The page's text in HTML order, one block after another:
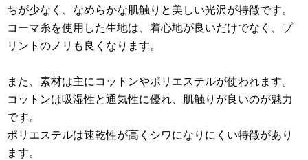
ちが少なく、なめらかな肌触りと美しい光沢が特徴です。
コーマ糸を使用した生地は、着心地が良いだけでなく、プ
リントのノリも良くなります。
また、素材は主にコットンやポリエステルが使われます。
コットンは吸湿性と通気性に優れ、肌触りが良いのが魅力
です。
ポリエステルは速乾性が高くシワになりにくい特徴があり
ます。